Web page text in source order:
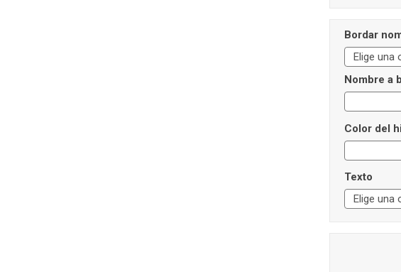
Bordar
Nombre a
Color del
Texto